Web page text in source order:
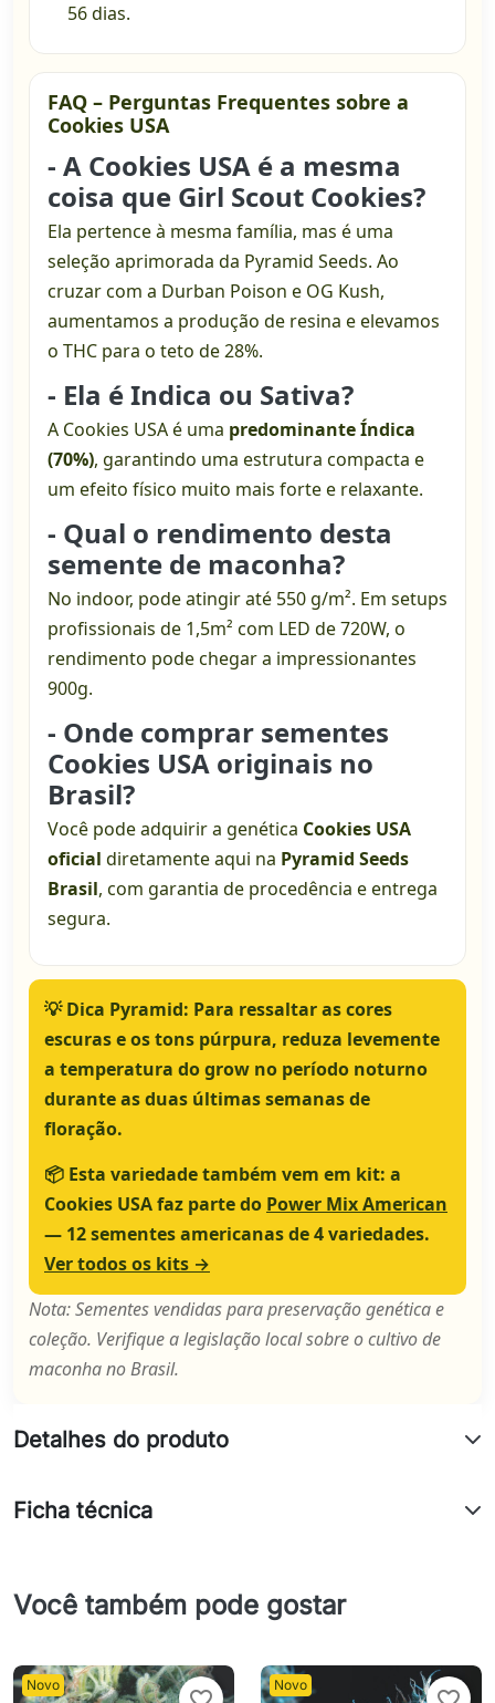
56 dias.
FAQ – Perguntas Frequentes sobre a
Cookies USA
- A Cookies USA é a mesma
coisa que Girl Scout Cookies?
Ela pertence à mesma família, mas é uma
seleção aprimorada da Pyramid Seeds. Ao
cruzar com a Durban Poison e OG Kush,
aumentamos a produção de resina e elevamos
o THC para o teto de 28%.
- Ela é Indica ou Sativa?
A Cookies USA é uma predominante Índica
(70%), garantindo uma estrutura compacta e
um efeito físico muito mais forte e relaxante.
- Qual o rendimento desta
semente de maconha?
No indoor, pode atingir até 550 g/m². Em setups
profissionais de 1,5m² com LED de 720W, o
rendimento pode chegar a impressionantes
900g.
- Onde comprar sementes
Cookies USA originais no
Brasil?
Você pode adquirir a genética Cookies USA
oficial diretamente aqui na Pyramid Seeds
Brasil, com garantia de procedência e entrega
segura.
💡Dica Pyramid: Para ressaltar as cores
escuras e os tons púrpura, reduza levemente
a temperatura do grow no período noturno
durante as duas últimas semanas de
floração.
📦 Esta variedade também vem em kit: a
Cookies USA faz parte do Power Mix American
— 12 sementes americanas de 4 variedades.
Ver todos os kits →
Nota: Sementes vendidas para preservação genética e
coleção. Verifique a legislação local sobre o cultivo de
maconha no Brasil.
Detalhes do produto
Ficha técnica
Você também pode gostar
Novo Novo